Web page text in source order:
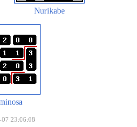
Nurikabe
23:06:08